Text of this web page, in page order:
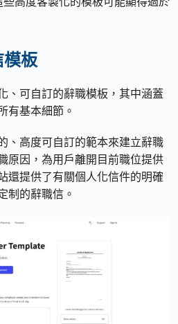
板
、可自訂的辭職模板，其中涵蓋
有基本細節。
、高度可自訂的範本來建立辭職
原因，為用戶離開目前職位提供
還提供了有關個人化信件的明確
制的辭職信。